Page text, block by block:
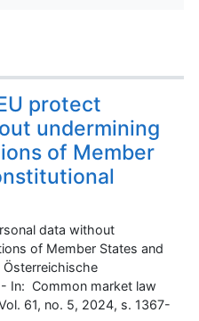
protect
undermining
of Member
data without
of Member States and
In: Common market law
61, no. 5, 2024, s. 1367-